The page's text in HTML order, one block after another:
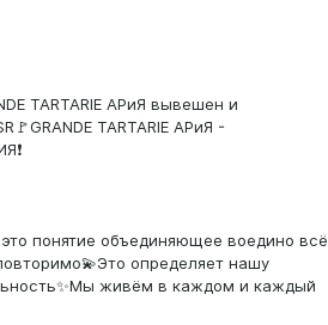
TARTARIE АРиЯ вывешен и
TARTARIE АРиЯ -
понятие объединяющее воедино всё
определяет нашу
живём в каждом и каждый